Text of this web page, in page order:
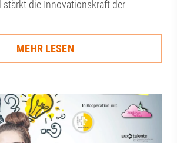
die Innovationskraft der
MEHR LESEN